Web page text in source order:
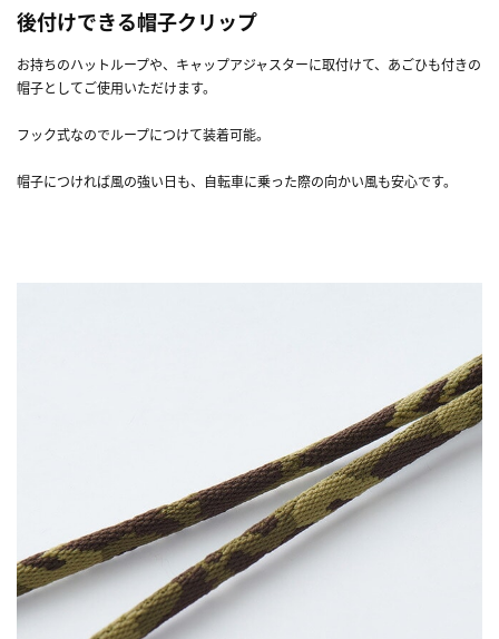
後付けできる帽子クリップ
お持ちのハットループや、キャップアジャスターに取付けて、あごひも付きの
帽子としてご使用いただけます。
フック式なのでループにつけて装着可能。
帽子につければ風の強い日も、自転車に乗った際の向かい風も安心です。